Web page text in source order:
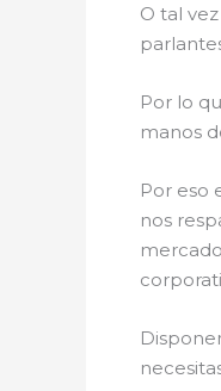
O tal
Por lo
manos
Por eso
nos